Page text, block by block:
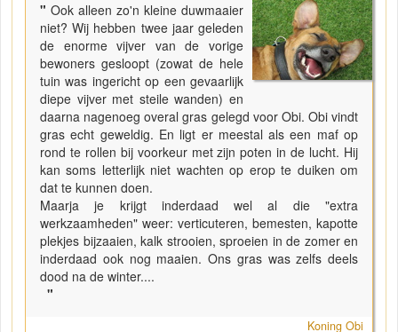
"Ook alleen zo'n kleine duwmaaier
niet? Wij hebben twee jaar geleden
de enorme vijver van de vorige
bewoners gesloopt (zowat de hele
tuin was ingericht op een gevaarlijk
diepe vijver met steile wanden) en
daarna nagenoeg overal gras gelegd voor Obi. Obi vindt
gras echt geweldig. En ligt er meestal als een maf op
rond te rollen bij voorkeur met zijn poten in de lucht. Hij
kan soms letterlijk niet wachten op erop te duiken om
dat te kunnen doen.
Maarja je krijgt inderdaad wel al die "extra
werkzaamheden" weer: verticuteren, bemesten, kapotte
plekjes bijzaaien, kalk strooien, sproeien in de zomer en
inderdaad ook nog maaien. Ons gras was zelfs deels
dood na de winter....
"
Koning Obi